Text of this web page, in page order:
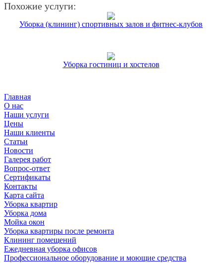
Похожие услуги:
Уборка (клининг) спортивных залов и фитнес-клубов
Уборка гостиниц и хостелов
Главная
О нас
Наши услуги
Цены
Наши клиенты
Статьи
Новости
Галерея работ
Вопрос-ответ
Сертификаты
Контакты
Карта сайта
Уборка квартир
Уборка дома
Мойка окон
Уборка квартиры после ремонта
Клининг помещений
Ежедневная уборка офисов
Профессиональное оборудование и моющие средства